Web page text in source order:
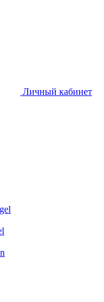
Личный кабинет